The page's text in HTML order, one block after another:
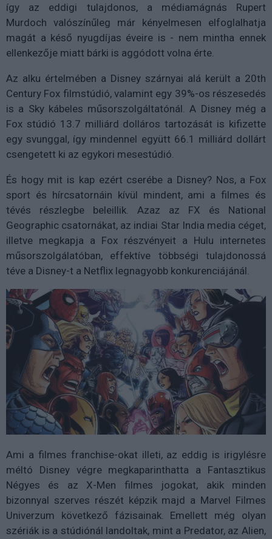
így az eddigi tulajdonos, a médiamágnás Rupert
Murdoch valószínűleg már kényelmesen elfoglalhatja
magát a késő nyugdíjas éveire is - nem mintha ennek
ellenkezője miatt bárki is aggódott volna érte.
Az alku értelmében a Disney szárnyai alá került a 20th
Century Fox filmstúdió, valamint egy 39%-os részesedés
is a Sky kábeles műsorszolgáltatónál. A Disney még a
Fox stúdió 13.7 milliárd dolláros tartozását is kifizette
egy svunggal, így mindennel együtt 66.1 milliárd dollárt
csengetett ki az egykori mesestúdió.
És hogy mit is kap ezért cserébe a Disney? Nos, a Fox
sport és hírcsatornáin kívül mindent, ami a filmes és
tévés részlegbe beleillik. Azaz az FX és National
Geographic csatornákat, az indiai Star India media céget,
illetve megkapja a Fox részvényeit a Hulu internetes
műsorszolgálatóban, effektíve többségi tulajdonossá
téve a Disney-t a Netflix legnagyobb konkurenciájánál.
Ami a filmes franchise-okat illeti, az eddig is irigylésre
méltó Disney végre megkaparinthatta a Fantasztikus
Négyes és az X-Men filmes jogokat, akik minden
bizonnyal szerves részét képzik majd a Marvel Filmes
Univerzum következő fázisainak. Emellett még olyan
szériák is a stúdiónál landoltak, mint a Predator, az Alien,